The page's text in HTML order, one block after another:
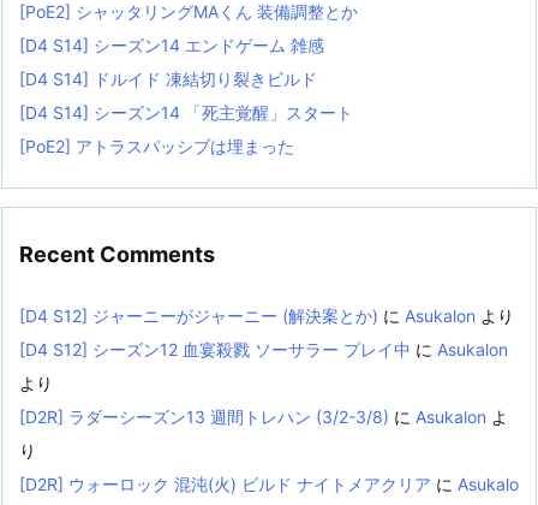
[PoE2] シャッタリングMAくん 装備調整とか
[D4 S14] シーズン14 エンドゲーム 雑感
[D4 S14] ドルイド 凍結切り裂きビルド
[D4 S14] シーズン14 「死主覚醒」スタート
[PoE2] アトラスパッシブは埋まった
Recent Comments
[D4 S12] ジャーニーがジャーニー (解決案とか) に Asukalon より
[D4 S12] シーズン12 血宴殺戮 ソーサラー プレイ中 に Asukalon
より
[D2R] ラダーシーズン13 週間トレハン (3/2-3/8) に Asukalon よ
り
[D2R] ウォーロック 混沌(火) ビルド ナイトメアクリア に Asukalo